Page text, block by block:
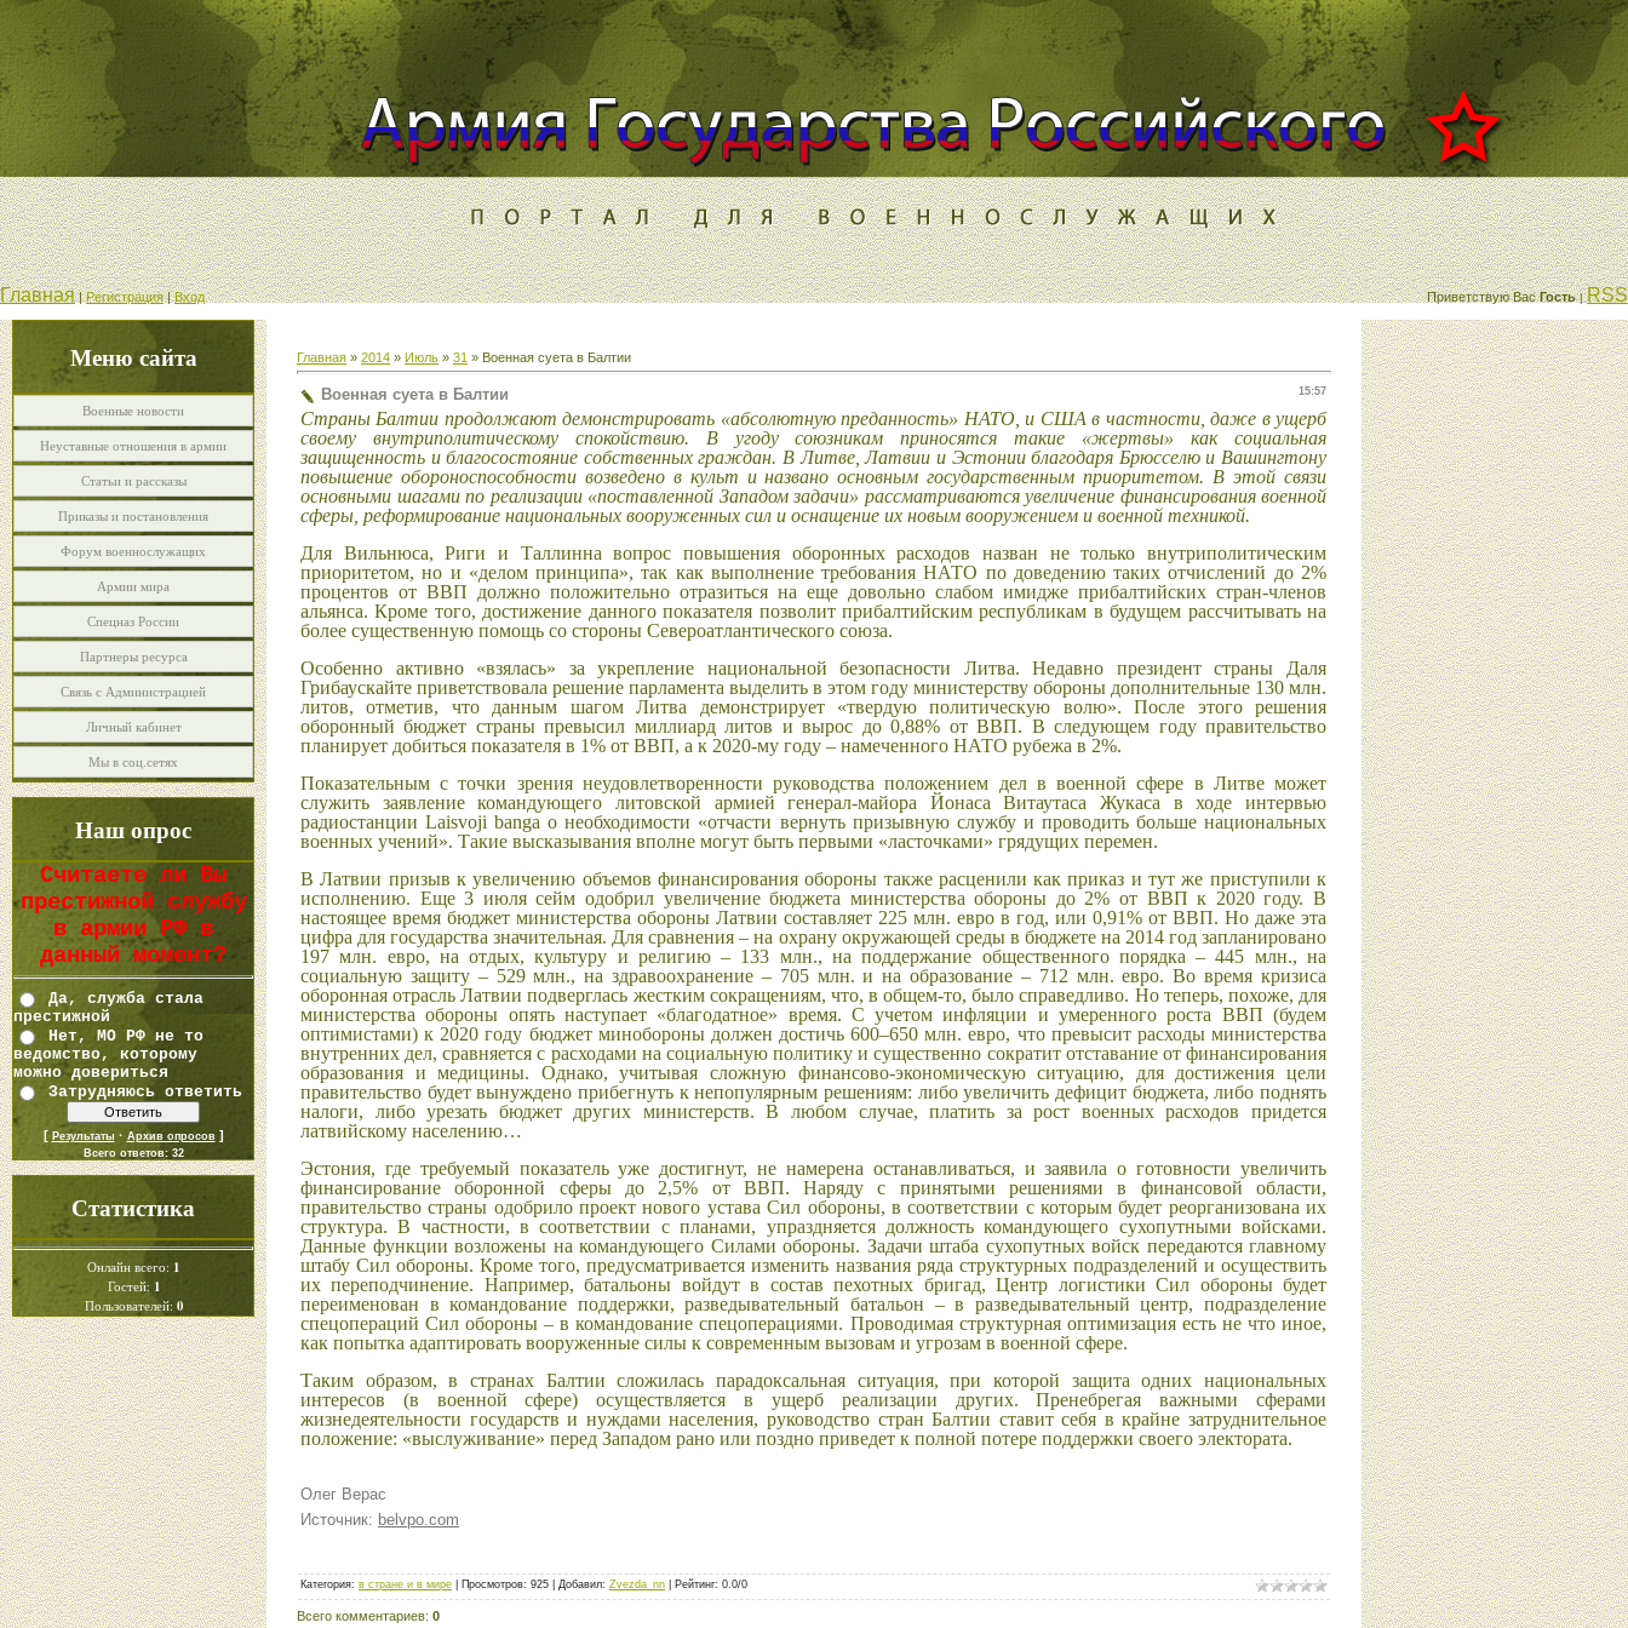
Главная|Регистрация|Вход Приветствую Вас Гость |RSS
Меню сайта
Военные новости
Неуставные отношения в армии
Статьи и рассказы
Приказы и постановления
Форум военнослужащих
Армии мира
Спецназ России
Партнеры ресурса
Связь с Администрацией
Личный кабинет
Мы в соц.сетях
Наш опрос
Считаете ли Вы
престижной службу
в армии РФ в
данный момент?
Да, служба стала
престижной
Нет, МО РФ не то
ведомство, которому
можно довериться
Затрудняюсь ответить
[ Результаты· Архив опросов]
Всего ответов: 32
Статистика
Онлайн всего: 1
Гостей: 1
Пользователей: 0
Главная » 2014 » Июль » 31 » Военная суета в Балтии
15:57
Военная суета в Балтии
Страны Балтии продолжают демонстрировать «абсолютную преданность» НАТО, и США в частности, даже в ущерб
своему внутриполитическому спокойствию. В угоду союзникам приносятся такие «жертвы» как социальная
защищенность и благосостояние собственных граждан. В Литве, Латвии и Эстонии благодаря Брюсселю и Вашингтону
повышение обороноспособности возведено в культ и названо основным государственным приоритетом. В этой связи
основными шагами по реализации «поставленной Западом задачи» рассматриваются увеличение финансирования военной
сферы, реформирование национальных вооруженных сил и оснащение их новым вооружением и военной техникой.
Для Вильнюса, Риги и Таллинна вопрос повышения оборонных расходов назван не только внутриполитическим
приоритетом, но и «делом принципа», так как выполнение требования НАТО по доведению таких отчислений до 2%
процентов от ВВП должно положительно отразиться на еще довольно слабом имидже прибалтийских стран-членов
альянса. Кроме того, достижение данного показателя позволит прибалтийским республикам в будущем рассчитывать на
более существенную помощь со стороны Североатлантического союза.
Особенно активно «взялась» за укрепление национальной безопасности Литва. Недавно президент страны Даля
Грибаускайте приветствовала решение парламента выделить в этом году министерству обороны дополнительные 130 млн.
литов, отметив, что данным шагом Литва демонстрирует «твердую политическую волю». После этого решения
оборонный бюджет страны превысил миллиард литов и вырос до 0,88% от ВВП. В следующем году правительство
планирует добиться показателя в 1% от ВВП, а к 2020-му году – намеченного НАТО рубежа в 2%.
Показательным с точки зрения неудовлетворенности руководства положением дел в военной сфере в Литве может
служить заявление командующего литовской армией генерал-майора Йонаса Витаутаса Жукаса в ходе интервью
радиостанции Laisvoji banga о необходимости «отчасти вернуть призывную службу и проводить больше национальных
военных учений». Такие высказывания вполне могут быть первыми «ласточками» грядущих перемен.
В Латвии призыв к увеличению объемов финансирования обороны также расценили как приказ и тут же приступили к
исполнению. Еще 3 июля сейм одобрил увеличение бюджета министерства обороны до 2% от ВВП к 2020 году. В
настоящее время бюджет министерства обороны Латвии составляет 225 млн. евро в год, или 0,91% от ВВП. Но даже эта
цифра для государства значительная. Для сравнения – на охрану окружающей среды в бюджете на 2014 год запланировано
197 млн. евро, на отдых, культуру и религию – 133 млн., на поддержание общественного порядка – 445 млн., на
социальную защиту – 529 млн., на здравоохранение – 705 млн. и на образование – 712 млн. евро. Во время кризиса
оборонная отрасль Латвии подверглась жестким сокращениям, что, в общем-то, было справедливо. Но теперь, похоже, для
министерства обороны опять наступает «благодатное» время. С учетом инфляции и умеренного роста ВВП (будем
оптимистами) к 2020 году бюджет минобороны должен достичь 600–650 млн. евро, что превысит расходы министерства
внутренних дел, сравняется с расходами на социальную политику и существенно сократит отставание от финансирования
образования и медицины. Однако, учитывая сложную финансово-экономическую ситуацию, для достижения цели
правительство будет вынуждено прибегнуть к непопулярным решениям: либо увеличить дефицит бюджета, либо поднять
налоги, либо урезать бюджет других министерств. В любом случае, платить за рост военных расходов придется
латвийскому населению…
Эстония, где требуемый показатель уже достигнут, не намерена останавливаться, и заявила о готовности увеличить
финансирование оборонной сферы до 2,5% от ВВП. Наряду с принятыми решениями в финансовой области,
правительство страны одобрило проект нового устава Сил обороны, в соответствии с которым будет реорганизована их
структура. В частности, в соответствии с планами, упраздняется должность командующего сухопутными войсками.
Данные функции возложены на командующего Силами обороны. Задачи штаба сухопутных войск передаются главному
штабу Сил обороны. Кроме того, предусматривается изменить названия ряда структурных подразделений и осуществить
их переподчинение. Например, батальоны войдут в состав пехотных бригад, Центр логистики Сил обороны будет
переименован в командование поддержки, разведывательный батальон – в разведывательный центр, подразделение
спецопераций Сил обороны – в командование спецоперациями. Проводимая структурная оптимизация есть не что иное,
как попытка адаптировать вооруженные силы к современным вызовам и угрозам в военной сфере.
Таким образом, в странах Балтии сложилась парадоксальная ситуация, при которой защита одних национальных
интересов (в военной сфере) осуществляется в ущерб реализации других. Пренебрегая важными сферами
жизнедеятельности государств и нуждами населения, руководство стран Балтии ставит себя в крайне затруднительное
положение: «выслуживание» перед Западом рано или поздно приведет к полной потере поддержки своего электората.
Олег Верас
Источник: belvpo.com
Категория: в стране и в мире Просмотров: 925 Добавил: Zvezda_nn Рейтинг: 0.0/0
Всего комментариев: 0